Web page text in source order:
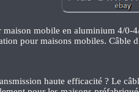
maison mobile en aluminium 4/
pour maisons mobiles. Câble
haute efficacité ? Le